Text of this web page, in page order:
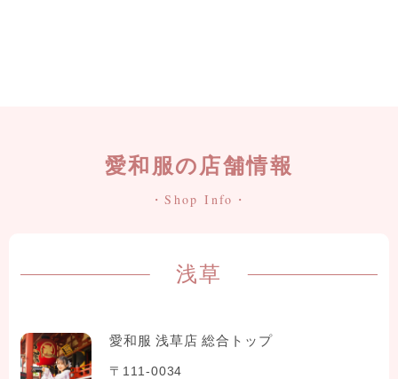
愛和服の店舗情報
・Shop Info・
浅草
愛和服 浅草店 総合トップ
〒111-0034